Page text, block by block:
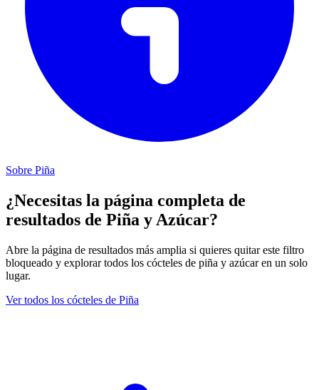
Sobre Piña
¿Necesitas la página completa de
resultados de Piña y Azúcar?
Abre la página de resultados más amplia si quieres quitar este filtro
bloqueado y explorar todos los cócteles de piña y azúcar en un solo
lugar.
Ver todos los cócteles de Piña